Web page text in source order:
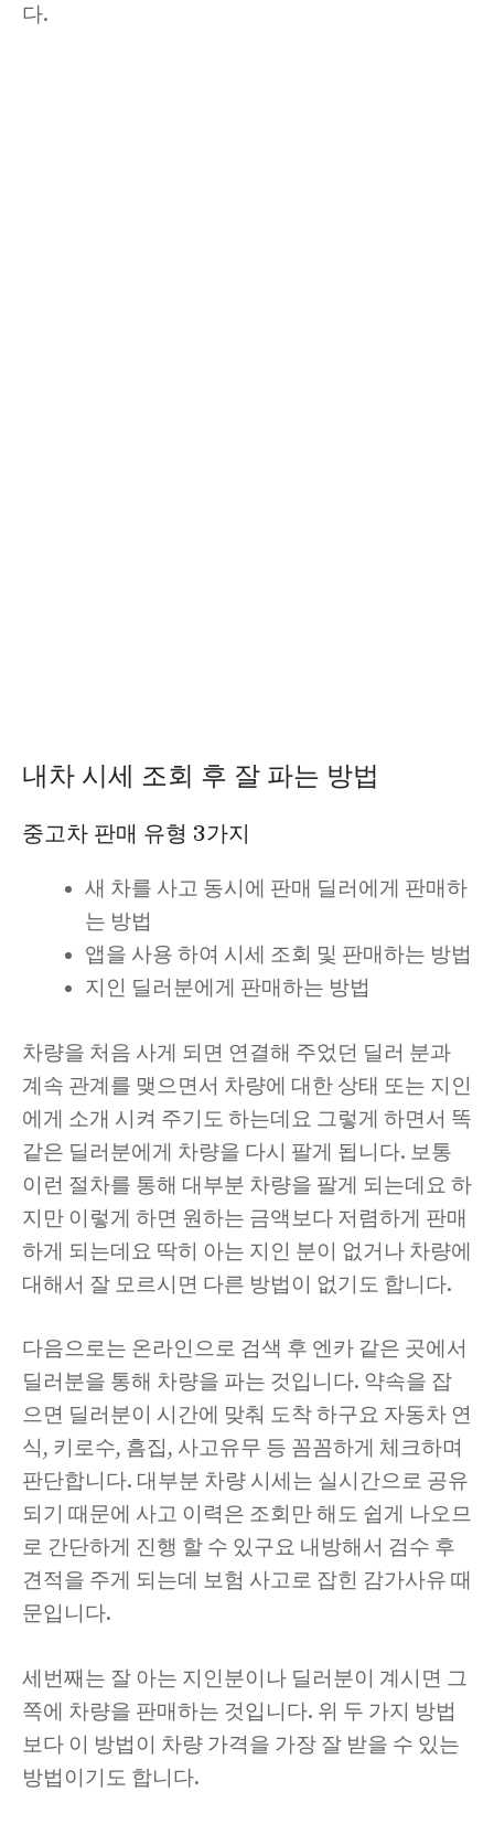
다.
내차 시세 조회 후 잘 파는 방법
중고차 판매 유형 3가지
새 차를 사고 동시에 판매 딜러에게 판매하
는 방법
앱을 사용 하여 시세 조회 및 판매하는 방법
지인 딜러분에게 판매하는 방법
차량을 처음 사게 되면 연결해 주었던 딜러 분과
계속 관계를 맺으면서 차량에 대한 상태 또는 지인
에게 소개 시켜 주기도 하는데요 그렇게 하면서 똑
같은 딜러분에게 차량을 다시 팔게 됩니다. 보통
이런 절차를 통해 대부분 차량을 팔게 되는데요 하
지만 이렇게 하면 원하는 금액보다 저렴하게 판매
하게 되는데요 딱히 아는 지인 분이 없거나 차량에
대해서 잘 모르시면 다른 방법이 없기도 합니다.
다음으로는 온라인으로 검색 후 엔카 같은 곳에서
딜러분을 통해 차량을 파는 것입니다. 약속을 잡
으면 딜러분이 시간에 맞춰 도착 하구요 자동차 연
식, 키로수, 흠집, 사고유무 등 꼼꼼하게 체크하며
판단합니다. 대부분 차량 시세는 실시간으로 공유
되기 때문에 사고 이력은 조회만 해도 쉽게 나오므
로 간단하게 진행 할 수 있구요 내방해서 검수 후
견적을 주게 되는데 보험 사고로 잡힌 감가사유 때
문입니다.
세번째는 잘 아는 지인분이나 딜러분이 계시면 그
쪽에 차량을 판매하는 것입니다. 위 두 가지 방법
보다 이 방법이 차량 가격을 가장 잘 받을 수 있는
방법이기도 합니다.